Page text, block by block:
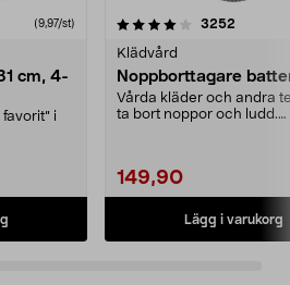
(9,97/st)
cm, 4-
i
3252
Klädvård
Noppborttagare
Vårda kläder och andra
ta bort noppor och ludd.
149,90
Lägg i varukorg
4.5av 5 stjärnor